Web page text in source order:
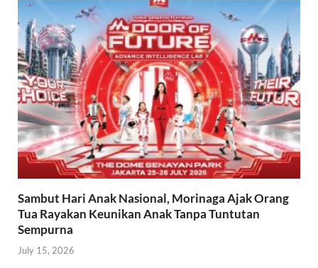
Sambut Hari Anak Nasional, Morinaga Ajak Orang
Tua Rayakan Keunikan Anak Tanpa Tuntutan
Sempurna
July 15, 2026